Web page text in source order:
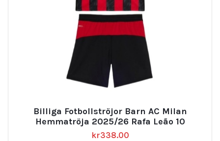
Billiga Fotbollströjor Barn AC Milan
Hemmatröja 2025/26 Rafa Leão 10
kr338.00